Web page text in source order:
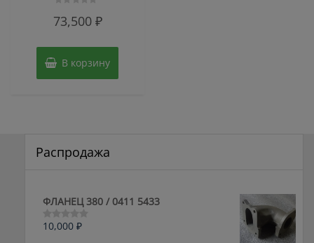
0
73,500 ₽
В корзину
Распродажа
ФЛАНЕЦ 380 / 0411 5433
Оценка
10,000 ₽